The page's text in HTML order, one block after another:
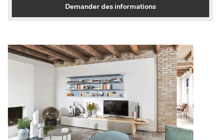
Demander des informations